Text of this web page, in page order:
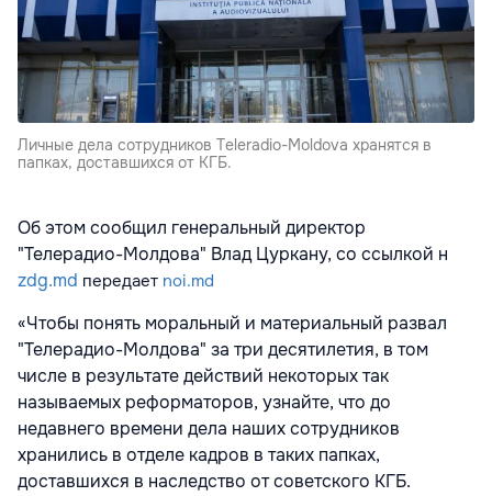
Личные дела сотрудников Teleradio-Moldova хранятся в
папках, доставшихся от КГБ.
Об этом сообщил генеральный директор
"Телерадио-Молдова" Влад Цуркану, со ссылкой н
zdg.md передает noi.md
«Чтобы понять моральный и материальный развал
"Телерадио-Молдова" за три десятилетия, в том
числе в результате действий некоторых так
называемых реформаторов, узнайте, что до
недавнего времени дела наших сотрудников
хранились в отделе кадров в таких папках,
доставшихся в наследство от советского КГБ.